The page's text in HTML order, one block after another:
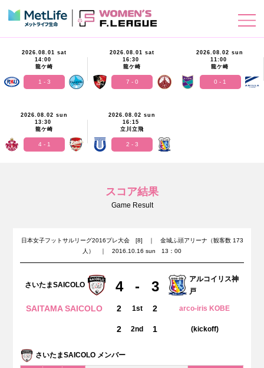
2026.08.01 sat
14:00
龍ケ崎
1 - 3
2026.08.01 sat
16:30
龍ケ崎
7 - 0
2026.08.02 sun
11:00
龍ケ崎
0 - 1
2026.08.02 sun
13:30
龍ケ崎
4 - 1
2026.08.02 sun
16:15
立川立飛
2 - 3
スコア結果
Game Result
日本女子フットサルリーグ2016プレ大会 [8] ｜ 金城ふ頭アリーナ（観客数 173
人） ｜ 2016.10.16 sun 13：00
さいたまSAICOLO 4 - 3
アルコイリス神
戸
SAITAMA SAICOLO 2 1st 2 arco-iris KOBE
2 2nd 1 (kickoff)
さいたまSAICOLO メンバー